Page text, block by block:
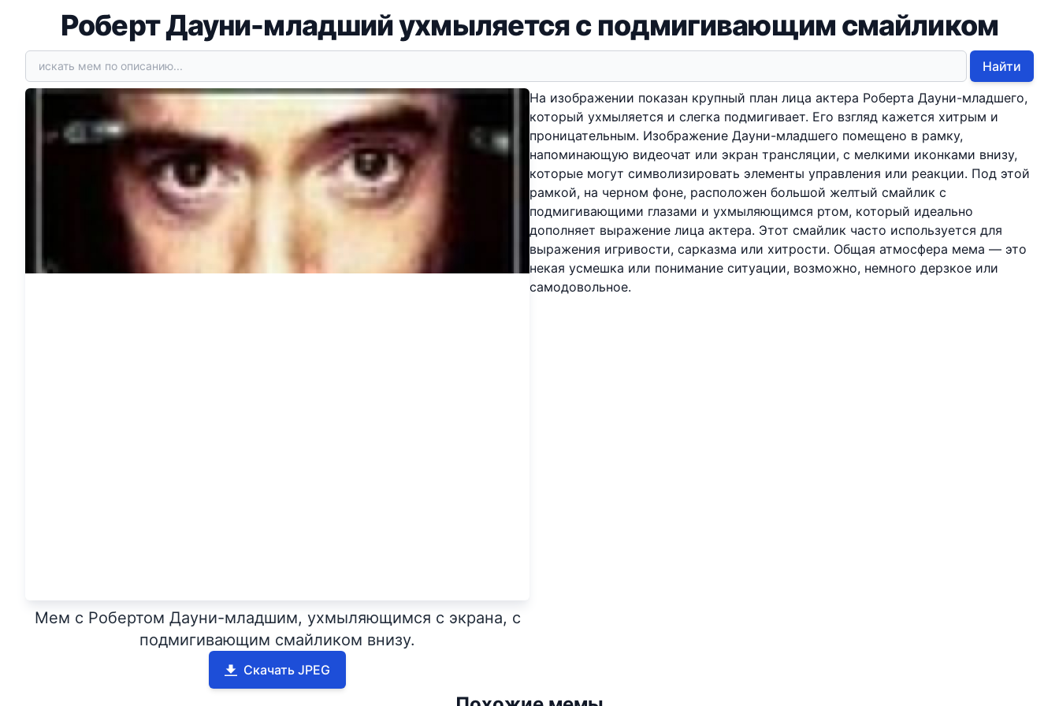
Роберт Дауни-младший ухмыляется с подмигивающим смайликом
Найти
Мем с Робертом Дауни-младшим, ухмыляющимся с экрана, с
подмигивающим смайликом внизу.
Скачать JPEG
На изображении показан крупный план лица актера Роберта Дауни-младшего,
который ухмыляется и слегка подмигивает. Его взгляд кажется хитрым и
проницательным. Изображение Дауни-младшего помещено в рамку,
напоминающую видеочат или экран трансляции, с мелкими иконками внизу,
которые могут символизировать элементы управления или реакции. Под этой
рамкой, на черном фоне, расположен большой желтый смайлик с
подмигивающими глазами и ухмыляющимся ртом, который идеально
дополняет выражение лица актера. Этот смайлик часто используется для
выражения игривости, сарказма или хитрости. Общая атмосфера мема — это
некая усмешка или понимание ситуации, возможно, немного дерзкое или
самодовольное.